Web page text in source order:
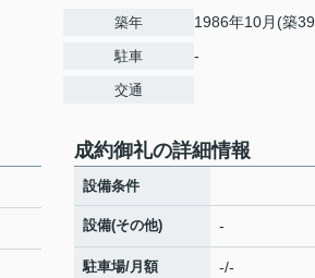
築年 1986年10月(築
駐車 -
交通
成約御礼の詳細情報
設備条件
設備(その他) -
駐車場/月額 -/-